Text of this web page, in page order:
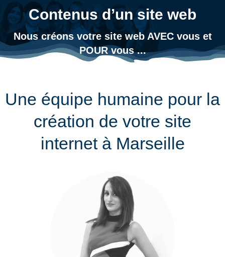
Contenus d’un site web
Nous créons votre site web AVEC vous et
POUR vous ...
Vous êtes ici :
Une équipe humaine pour la
création de votre site
internet à Marseille